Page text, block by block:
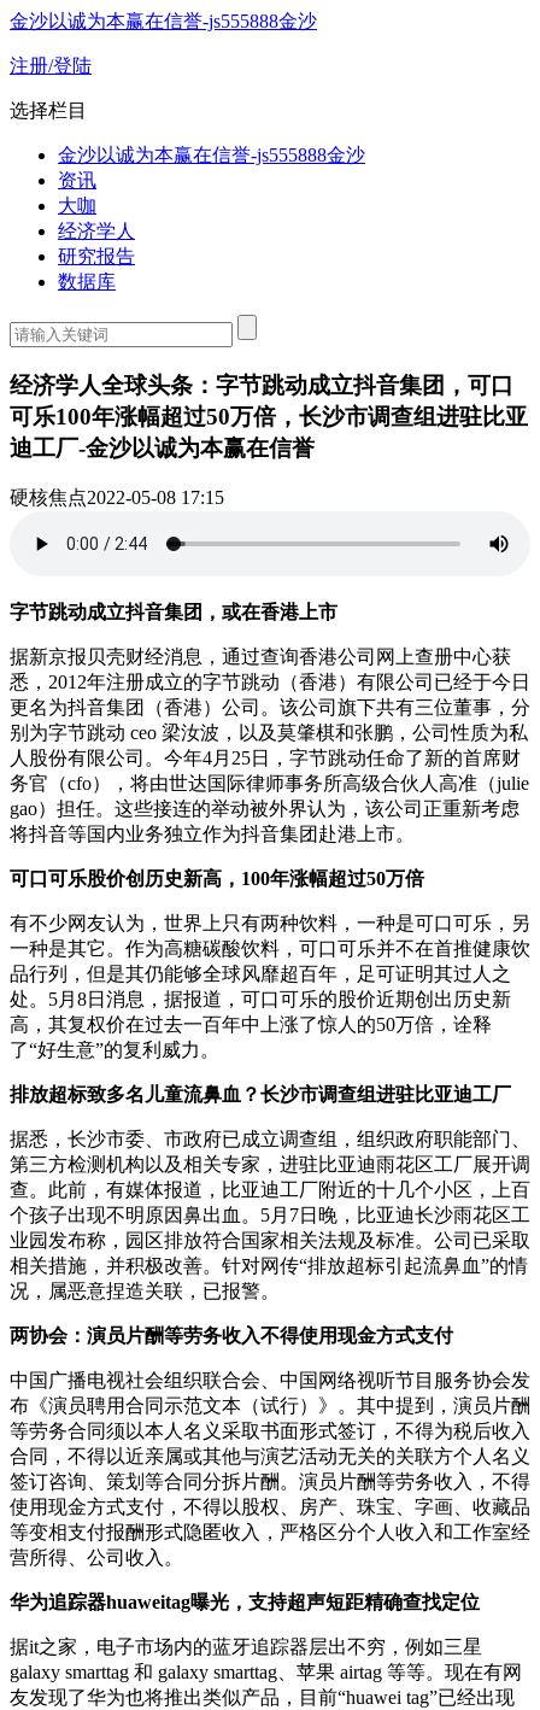
金沙以诚为本赢在信誉-js555888金沙
注册/登陆
选择栏目
金沙以诚为本赢在信誉-js555888金沙
资讯
大咖
经济学人
研究报告
数据库
经济学人全球头条：字节跳动成立抖音集团，可口
可乐100年涨幅超过50万倍，长沙市调查组进驻比亚
迪工厂-金沙以诚为本赢在信誉
硬核焦点2022-05-08 17:15
字节跳动成立抖音集团，或在香港上市
据新京报贝壳财经消息，通过查询香港公司网上查册中心获
悉，2012年注册成立的字节跳动（香港）有限公司已经于今日
更名为抖音集团（香港）公司。该公司旗下共有三位董事，分
别为字节跳动 ceo 梁汝波，以及莫肇棋和张鹏，公司性质为私
人股份有限公司。今年4月25日，字节跳动任命了新的首席财
务官（cfo），将由世达国际律师事务所高级合伙人高准（julie
gao）担任。这些接连的举动被外界认为，该公司正重新考虑
将抖音等国内业务独立作为抖音集团赴港上市。
可口可乐股价创历史新高，100年涨幅超过50万倍
有不少网友认为，世界上只有两种饮料，一种是可口可乐，另
一种是其它。作为高糖碳酸饮料，可口可乐并不在首推健康饮
品行列，但是其仍能够全球风靡超百年，足可证明其过人之
处。5月8日消息，据报道，可口可乐的股价近期创出历史新
高，其复权价在过去一百年中上涨了惊人的50万倍，诠释
了“好生意”的复利威力。
排放超标致多名儿童流鼻血？长沙市调查组进驻比亚迪工厂
据悉，长沙市委、市政府已成立调查组，组织政府职能部门、
第三方检测机构以及相关专家，进驻比亚迪雨花区工厂展开调
查。此前，有媒体报道，比亚迪工厂附近的十几个小区，上百
个孩子出现不明原因鼻出血。5月7日晚，比亚迪长沙雨花区工
业园发布称，园区排放符合国家相关法规及标准。公司已采取
相关措施，并积极改善。针对网传“排放超标引起流鼻血”的情
况，属恶意捏造关联，已报警。
两协会：演员片酬等劳务收入不得使用现金方式支付
中国广播电视社会组织联合会、中国网络视听节目服务协会发
布《演员聘用合同示范文本（试行）》。其中提到，演员片酬
等劳务合同须以本人名义采取书面形式签订，不得为税后收入
合同，不得以近亲属或其他与演艺活动无关的关联方个人名义
签订咨询、策划等合同分拆片酬。演员片酬等劳务收入，不得
使用现金方式支付，不得以股权、房产、珠宝、字画、收藏品
等变相支付报酬形式隐匿收入，严格区分个人收入和工作室经
营所得、公司收入。
华为追踪器huaweitag曝光，支持超声短距精确查找定位
据it之家，电子市场内的蓝牙追踪器层出不穷，例如三星
galaxy smarttag 和 galaxy smarttag、苹果 airtag 等等。现在有网
友发现了华为也将推出类似产品，目前“huawei tag”已经出现